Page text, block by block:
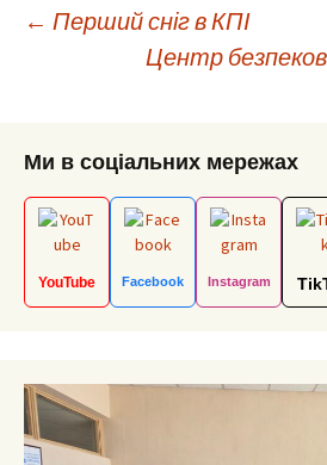
Post
← Перший сніг в КПІ
Центр
Ми в соціальних мережах
YouTube Facebook Instagram